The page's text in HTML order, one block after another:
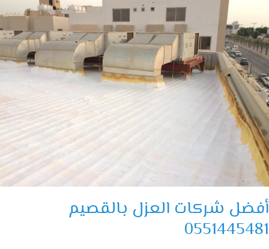
شركات العزل بالقصيم